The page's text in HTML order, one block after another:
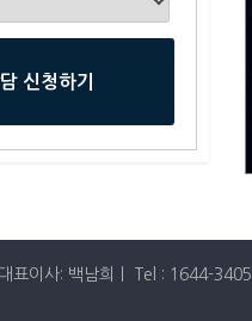
표이사: 백남희ㅣ Tel : 1644-3405